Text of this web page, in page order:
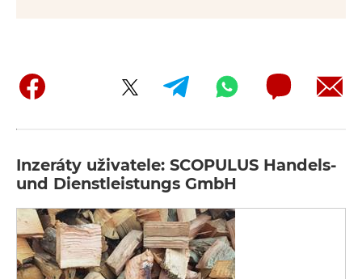
Inzeráty uživatele: SCOPULUS Handels-
und Dienstleistungs GmbH